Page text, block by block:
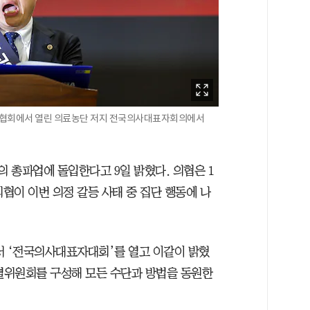
에서 열린 의료농단 저지 전국의사대표자회의에서
총파업에 돌입한다고 9일 밝혔다. 의협은 1
이 이번 의정 갈등 사태 중 집단 행동에 나
전국의사대표자대회’를 열고 이같이 밝혔
원회를 구성해 모든 수단과 방법을 동원한